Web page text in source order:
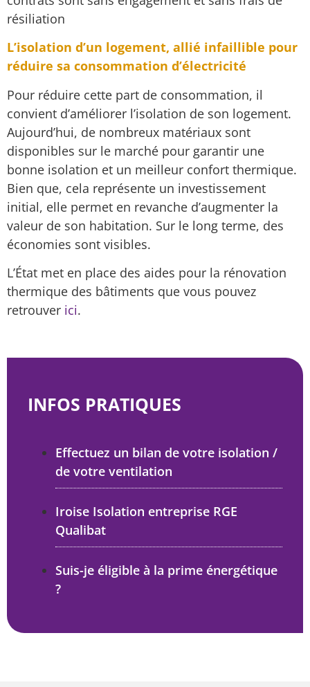
résiliation
L’isolation d’un logement, allié infaillible pour
réduire sa consommation d’électricité
Pour réduire cette part de consommation, il
convient d’améliorer l’isolation de son logement.
Aujourd’hui, de nombreux matériaux sont
disponibles sur le marché pour garantir une
bonne isolation et un meilleur confort thermique.
Bien que, cela représente un investissement
initial, elle permet en revanche d’augmenter la
valeur de son habitation. Sur le long terme, des
économies sont visibles.
L’État met en place des aides pour la rénovation
thermique des bâtiments que vous pouvez
retrouver ici.
INFOS PRATIQUES
Effectuez un bilan de votre isolation /
de votre ventilation
Iroise Isolation entreprise RGE
Qualibat
Suis-je éligible à la prime énergétique
?